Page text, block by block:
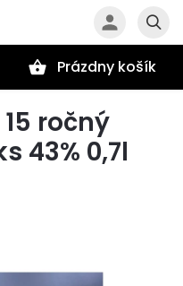
Prázdny košík
ročný
43% 0,7l